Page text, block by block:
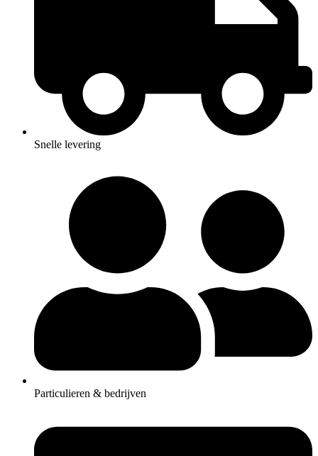
Snelle levering
Particulieren & bedrijven